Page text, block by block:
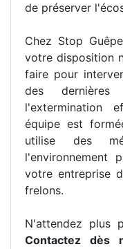
de préserver
Chez Stop
votre disposition
faire pour
des dernières
l'extermination
équipe est
utilise des
l'environnement
votre entreprise
frelons.
N'attendez plus
Contactez dès